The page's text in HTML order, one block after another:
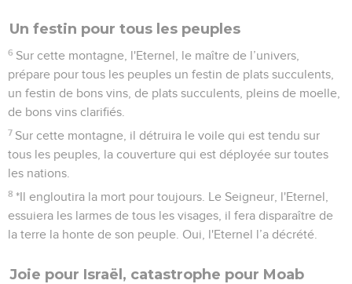
Un festin pour tous les peuples
6 Sur cette montagne, l'Eternel, le maître de l’univers,
prépare pour tous les peuples un festin de plats succulents,
un festin de bons vins, de plats succulents, pleins de moelle,
de bons vins clarifiés.
7 Sur cette montagne, il détruira le voile qui est tendu sur
tous les peuples, la couverture qui est déployée sur toutes
les nations.
8 *Il engloutira la mort pour toujours. Le Seigneur, l'Eternel,
essuiera les larmes de tous les visages, il fera disparaître de
la terre la honte de son peuple. Oui, l'Eternel l’a décrété.
Joie pour Israël, catastrophe pour Moab